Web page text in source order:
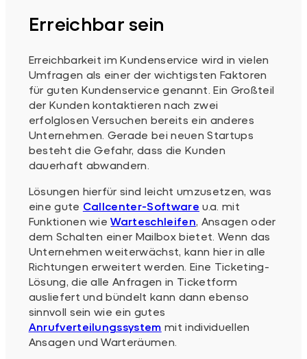
Erreichbar sein
Erreichbarkeit im Kundenservice wird in vielen
Umfragen als einer der wichtigsten Faktoren
für guten Kundenservice genannt. Ein Großteil
der Kunden kontaktieren nach zwei
erfolglosen Versuchen bereits ein anderes
Unternehmen. Gerade bei neuen Startups
besteht die Gefahr, dass die Kunden
dauerhaft abwandern.
Lösungen hierfür sind leicht umzusetzen, was
eine gute Callcenter-Software u.a. mit
Funktionen wieWarteschleifen, Ansagen oder
dem Schalten einer Mailbox bietet. Wenn das
Unternehmen weiterwächst, kann hier in alle
Richtungen erweitert werden. Eine Ticketing-
Lösung, die alle Anfragen in Ticketform
ausliefert und bündelt kann dann ebenso
sinnvoll sein wie ein gutes
Anrufverteilungssystem mit individuellen
Ansagen und Warteräumen.